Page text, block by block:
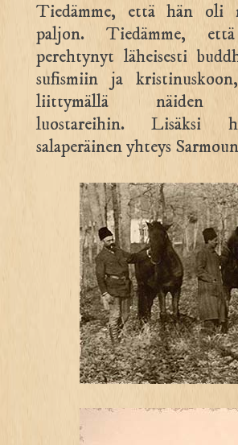
Tiedämme, että hän oli
paljon. Tiedämme,
perehtynyt läheisesti
sufismiin ja
liittymällä näiden
luostareihin. Lisäksi
salaperäinen yhteys